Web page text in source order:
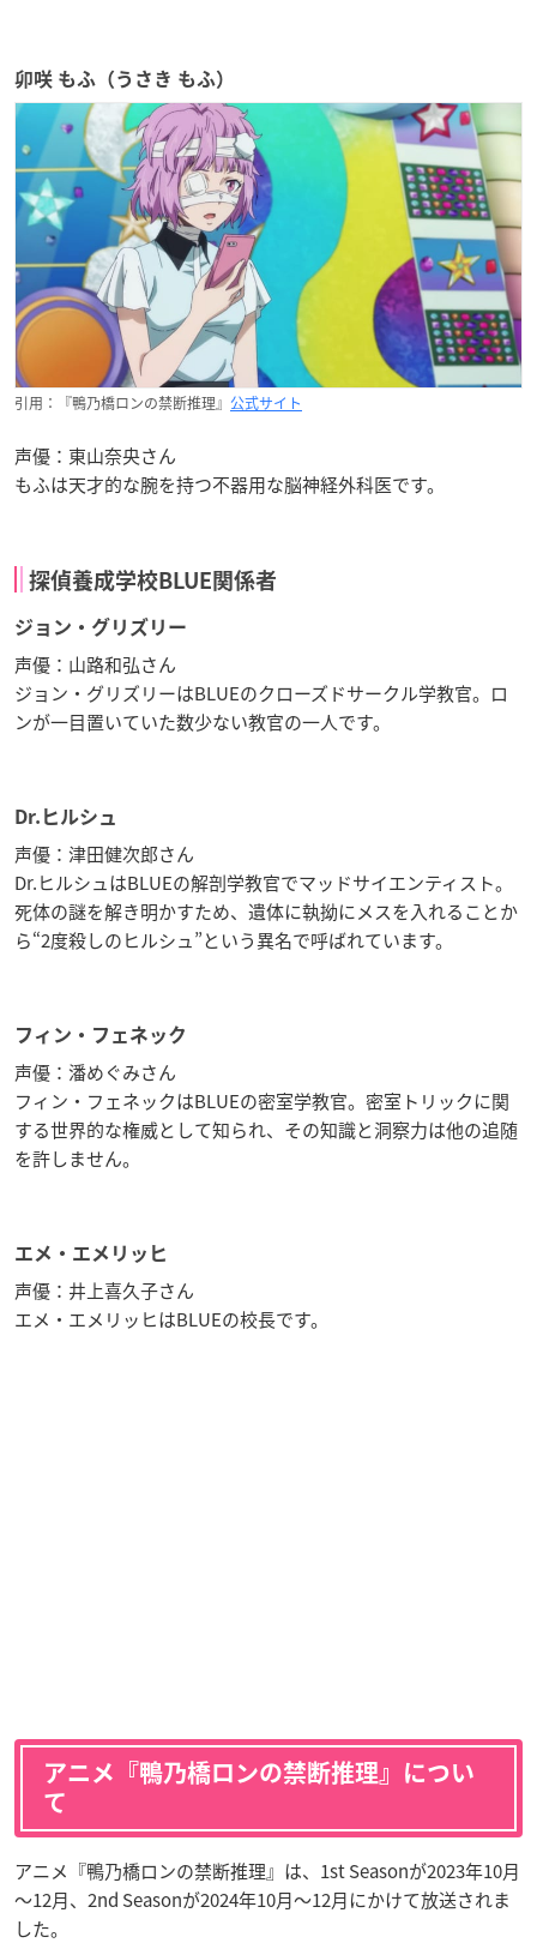
卯咲 もふ（うさき もふ）
引用：『鴨乃橋ロンの禁断推理』 公式サイト
声優：東山奈央さん
もふは天才的な腕を持つ不器用な脳神経外科医です。
探偵養成学校BLUE関係者
ジョン・グリズリー
声優：山路和弘さん
ジョン・グリズリーはBLUEのクローズドサークル学教官。ロ
ンが一目置いていた数少ない教官の一人です。
Dr.ヒルシュ
声優：津田健次郎さん
Dr.ヒルシュはBLUEの解剖学教官でマッドサイエンティスト。
死体の謎を解き明かすため、遺体に執拗にメスを入れることか
ら“2度殺しのヒルシュ”という異名で呼ばれています。
フィン・フェネック
声優：潘めぐみさん
フィン・フェネックはBLUEの密室学教官。密室トリックに関
する世界的な権威として知られ、その知識と洞察力は他の追随
を許しません。
エメ・エメリッヒ
声優：井上喜久子さん
エメ・エメリッヒはBLUEの校長です。
アニメ『鴨乃橋ロンの禁断推理』につい
て
アニメ『鴨乃橋ロンの禁断推理』は、1st Seasonが2023年10月
～12月、2nd Seasonが2024年10月～12月にかけて放送されま
した。